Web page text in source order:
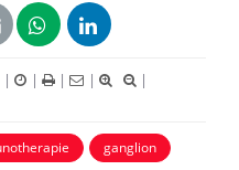
| | | |
|
ganglion